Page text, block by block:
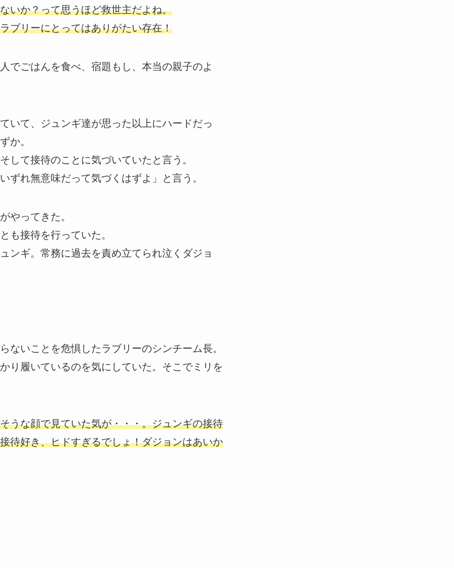
いか？って思うほど救世主だよね。
ブリーにとってはありがたい存在！
でごはんを食べ、宿題もし、本当の親子のよ
いて、ジュンギ達が思った以上にハードだっ
か。
して接待のことに気づいていたと言う。
ずれ無意味だって気づくはずよ」と言う。
やってきた。
も接待を行っていた。
ンギ。常務に過去を責め立てられ泣くダジョ
ないことを危惧したラブリーのシンチーム長。
り履いているのを気にしていた。そこでミリを
うな顔で見ていた気が・・・。ジュンギの接待
待好き、ヒドすぎるでしょ！ダジョンはあいか